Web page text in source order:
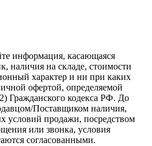
информация, касающаяся
наличия на складе, стоимости
характер и ни при каких
офертой, определяемой
Гражданского кодекса РФ. До
Поставщиком наличия,
условий продажи, посредством
или звонка, условия
согласованными.